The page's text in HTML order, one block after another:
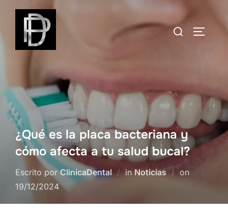
Skip
content
Search
¿Qué es la placa bacteriana y
cómo afecta a tu salud bucal?
Escrito porClinicaDental inNoticias onPosted
19/12/2024